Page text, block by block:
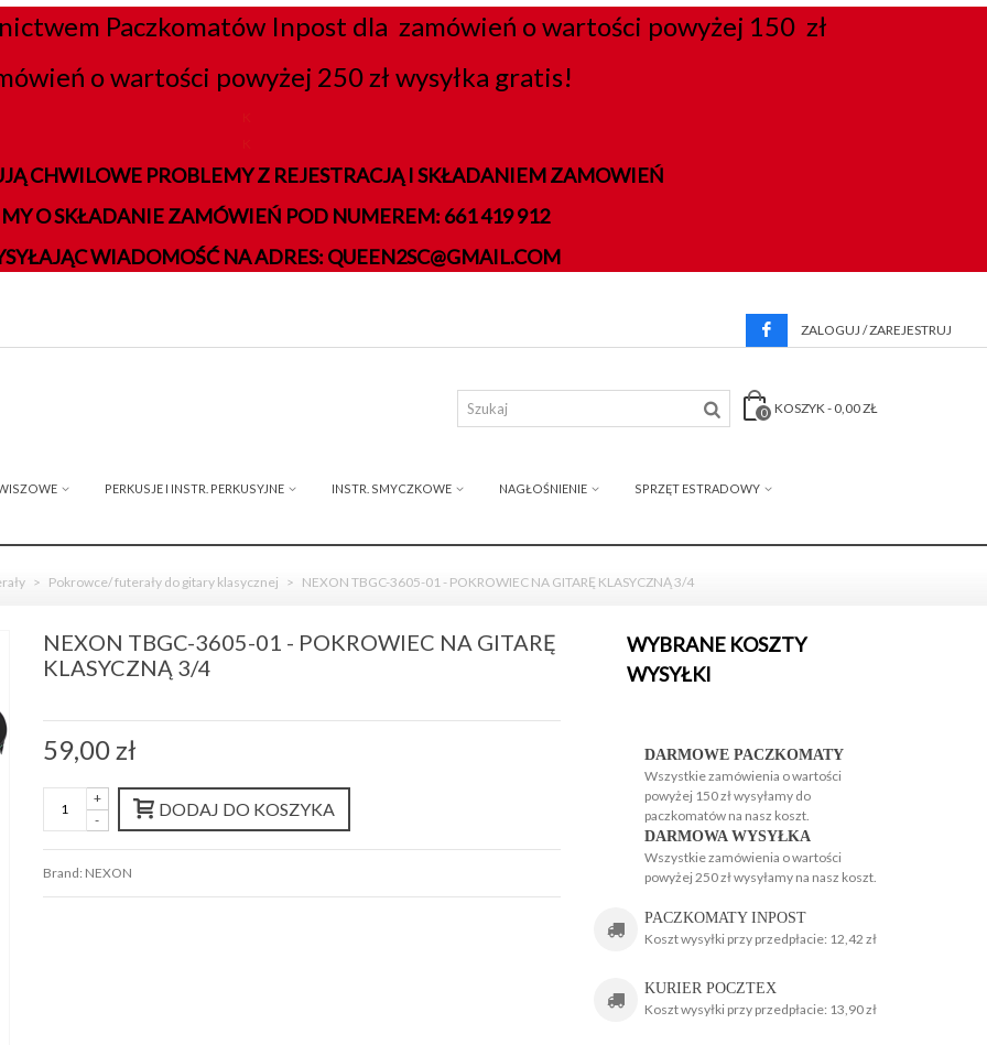
Paczkomatów Inpost dla zamówień o wartości powyżej 150 zł
o wartości powyżej 250 zł wysyłka gratis!
CHWILOWE PROBLEMY Z REJESTRACJĄ I SKŁADANIEM ZAMOWIEŃ
O SKŁADANIE ZAMÓWIEŃ POD NUMEREM: 661 419 912
WIADOMOŚĆ NA ADRES: QUEEN2SC@GMAIL.COM
ZALOGUJ / ZAREJESTRUJ
0 KOSZYK- 0,00 ZŁ
PERKUSJE I INSTR. PERKUSYJNE INSTR. SMYCZKOWE NAGŁOŚNIENIE SPRZĘT ESTRADOWY
> Pokrowce/ futerały do gitary klasycznej > NEXON TBGC-3605-01 - POKROWIEC NA GITARĘ KLASYCZNĄ 3/4
NEXON TBGC-3605-01 - POKROWIEC NA GITARĘ
KLASYCZNĄ 3/4
59,00 zł
-
+
DODAJ DO KOSZYKA
Brand: NEXON
WYBRANE KOSZTY
WYSYŁKI
DARMOWE PACZKOMATY
Wszystkie zamówienia o wartości
powyżej 150 zł wysyłamy do
paczkomatów na nasz koszt.
DARMOWA WYSYŁKA
Wszystkie zamówienia o wartości
powyżej 250 zł wysyłamy na nasz koszt.
PACZKOMATY INPOST
Koszt wysyłki przy przedpłacie: 12,42 zł
KURIER POCZTEX
Koszt wysyłki przy przedpłacie: 13,90 zł